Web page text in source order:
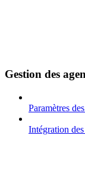
Gestion des
Paramètres
Intégration